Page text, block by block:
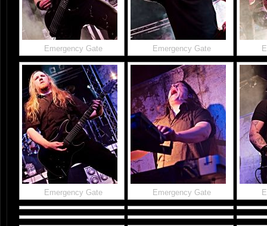
Emergency Gate Emergency Gate
Emergency Gate Emergency Gate